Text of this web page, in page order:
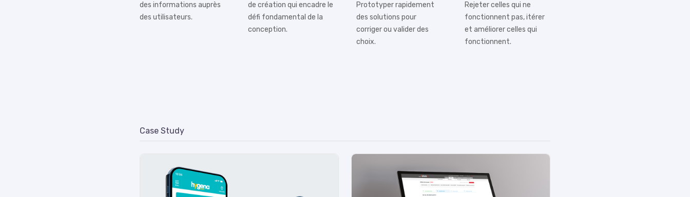
des informations auprès
des utilisateurs.
de création qui encadre le
défi fondamental de la
conception.
Prototyper rapidement
des solutions pour
corriger ou valider des
choix.
Rejeter celles qui ne
fonctionnent pas, itérer
et améliorer celles qui
fonctionnent.
Case Study